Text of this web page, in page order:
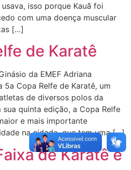
isso porque Kauã foi
com uma doença muscular
[…]
de Karatê
da EMEF Adriana
Copa Relfe de Karatê, um
de diversos polos da
sua quinta edição, a Copa Relfe
e mais importante
na cidade, que tem uma […]
de Karatê e